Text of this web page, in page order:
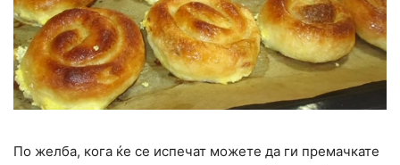
По желба, кога ќе се испечат можете да ги премачкате